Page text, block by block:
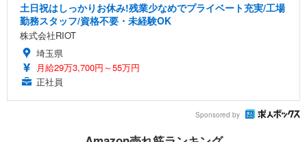
土日祝はしっかりお休み!残業少なめでプライベート充実/工場
勤務スタッフ/資格不要・未経験OK
株式会社RIOT
埼玉県
月給29万3,700円～55万円
正社員
Sponsored by